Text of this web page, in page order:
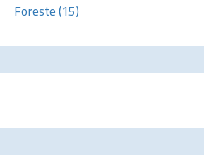
Foreste (15)